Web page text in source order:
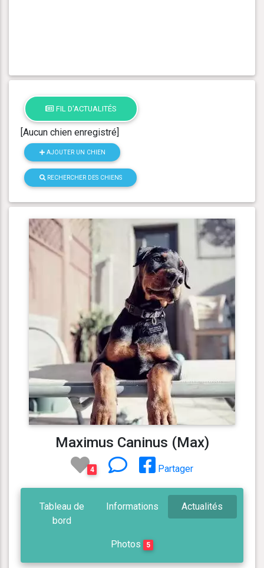
FIL D'ACTUALITÉS
[Aucun chien enregistré]
AJOUTER UN CHIEN
RECHERCHER DES CHIENS
Maximus Caninus (Max)
4 Partager
Tableau de
bord
Informations Actualités
Photos 5